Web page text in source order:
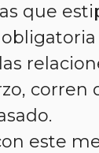
que
corren
este